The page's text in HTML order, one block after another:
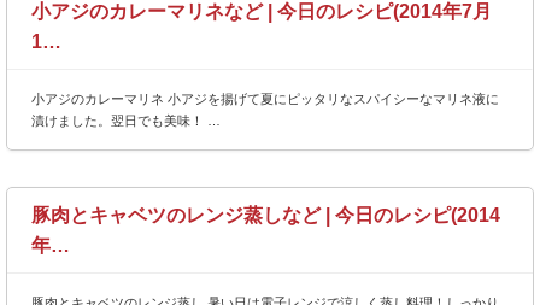
小アジのカレーマリネなど | 今日のレシピ(2014年7月
1…
小アジのカレーマリネ 小アジを揚げて夏にピッタリなスパイシーなマリネ液に
漬けました。翌日でも美味！ …
豚肉とキャベツのレンジ蒸しなど | 今日のレシピ(2014
年…